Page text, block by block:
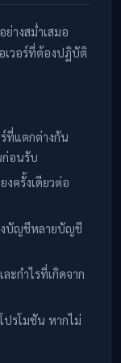
างสม่ำเสมอ
เวอร์ที่ต้องปฏิบัติ
ที่แตกต่างกัน
ก่อนรับ
ครั้งเดียวต่อ
งบัญชีหลายบัญชี
ะกำไรที่เกิดจาก
ปรโมชัน หากไม่